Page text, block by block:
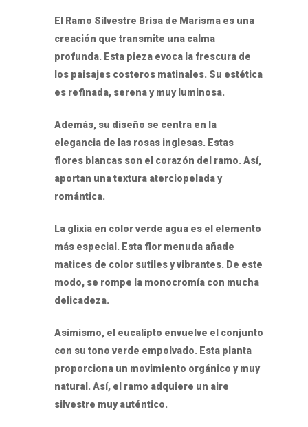
El Ramo Silvestre Brisa de Marisma es una
creación que transmite una calma
profunda. Esta pieza evoca la frescura de
los paisajes costeros matinales. Su estética
es refinada, serena y muy luminosa.
Además, su diseño se centra en la
elegancia de las rosas inglesas. Estas
flores blancas son el corazón del ramo. Así,
aportan una textura aterciopelada y
romántica.
La glixia en color verde agua es el elemento
más especial. Esta flor menuda añade
matices de color sutiles y vibrantes. De este
modo, se rompe la monocromía con mucha
delicadeza.
Asimismo, el eucalipto envuelve el conjunto
con su tono verde empolvado. Esta planta
proporciona un movimiento orgánico y muy
natural. Así, el ramo adquiere un aire
silvestre muy auténtico.